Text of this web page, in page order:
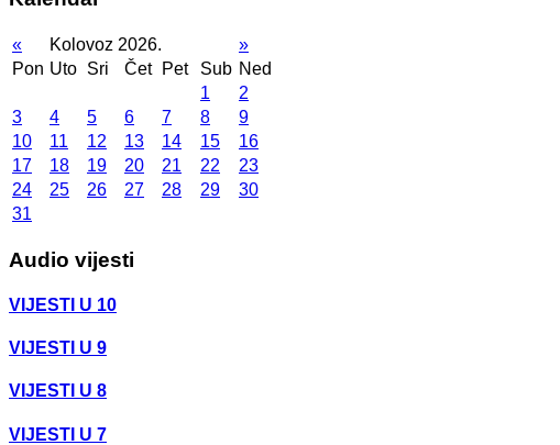
« Kolovoz 2026.
»
Pon Uto Sri Čet Pet Sub Ned
1
2
3
4 5 6 7 8
9
10
11 12 13 14 15
16
17
18 19 20 21 22
23
24
25 26 27 28 29
30
31
Audio vijesti
VIJESTI U 10
VIJESTI U 9
VIJESTI U 8
VIJESTI U 7